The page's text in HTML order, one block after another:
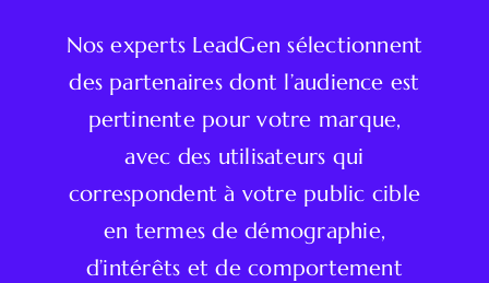
Nos experts LeadGen sélectionnent
des partenaires dont l’audience est
pertinente pour votre marque,
avec des utilisateurs qui
correspondent à votre public cible
en termes de démographie,
d’intérêts et de comportement